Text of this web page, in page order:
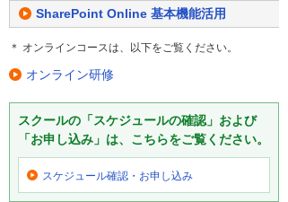
SharePoint Online 基本機能活用
＊ オンラインコースは、以下をご覧ください。
オンライン研修
スクールの「スケジュールの確認」および
「お申し込み」は、こちらをご覧ください。
スケジュール確認・ お申し込み